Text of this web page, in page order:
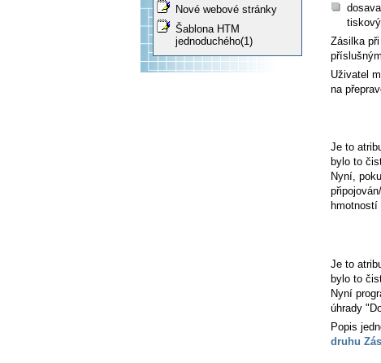
Nové webové stránky
Šablona HTM
jednoduchého(1)
Zásilka
Uživatel
na
Je to
bylo to
Nyní,
Je to
bylo to
Nyní
úhrady
Popis
druhu